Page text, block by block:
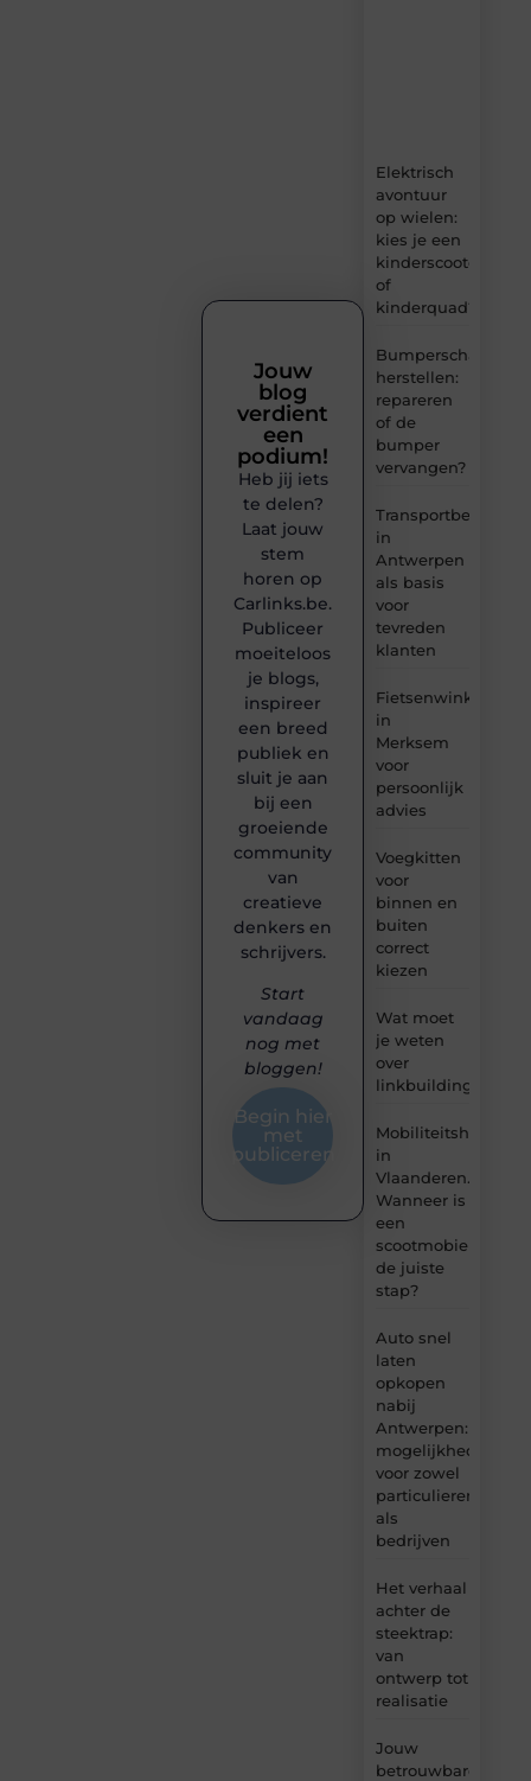
Elektrisch
avontuur
op wielen:
kies je een
kinderscooter
of
kinderquad?
Bumperschade
herstellen:
repareren
of de
bumper
vervangen?
Transportbedrijf
in
Antwerpen
als basis
voor
tevreden
klanten
Fietsenwinkel
in
Merksem
voor
persoonlijk
advies
Voegkitten
voor
binnen en
buiten
correct
kiezen
Wat moet
je weten
over
linkbuilding?
in
Vlaanderen.
Wanneer is
een
scootmobiel
de juiste
stap?
Auto snel
laten
opkopen
nabij
Antwerpen:
mogelijkheden
voor zowel
particulieren
als
bedrijven
Het verhaal
achter de
steektrap:
van
ontwerp tot
realisatie
Jouw
betrouwbare
Jouw
blog
verdient
een
podium!
Heb jij iets
te delen?
Laat jouw
stem
horen op
Carlinks.be.
Publiceer
moeiteloos
je blogs,
inspireer
een breed
publiek en
sluit je aan
bij een
groeiende
community
van
creatieve
denkers en
schrijvers.
Start
vandaag
nog met
bloggen!
Begin hier
met
publiceren